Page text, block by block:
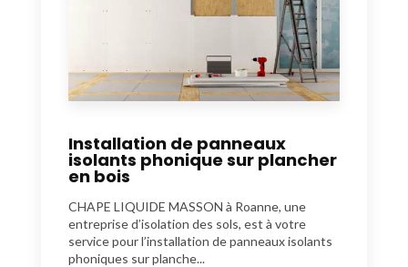
Installation de panneaux
isolants phonique sur plancher
en bois
CHAPE LIQUIDE MASSON à Roanne, une
entreprise d’isolation des sols, est à votre
service pour l’installation de panneaux isolants
phoniques sur planche...